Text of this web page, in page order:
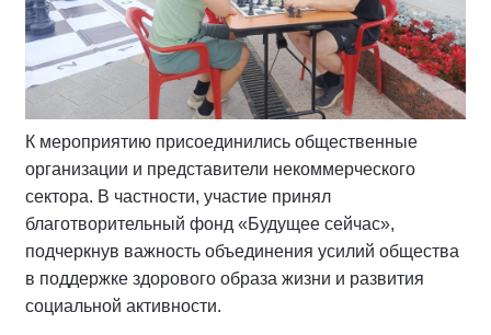
К мероприятию присоединились общественные
организации и представители некоммерческого
сектора. В частности, участие принял
благотворительный фонд «Будущее сейчас»,
подчеркнув важность объединения усилий общества
в поддержке здорового образа жизни и развития
социальной активности.